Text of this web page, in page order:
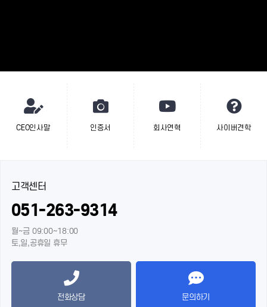
CEO인사말 인증서 회사연혁 사이버견학
고객센터
051-263-9314
월~금 09:00~18:00
토,일,공휴일 휴무
전화상담 문의하기